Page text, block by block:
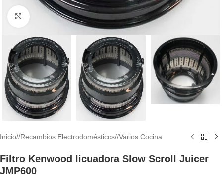
Haga clic para ampliar
Inicio/ Recambios Electrodomésticos/ Varios Cocina
Filtro Kenwood licuadora Slow Scroll Juicer
JMP600